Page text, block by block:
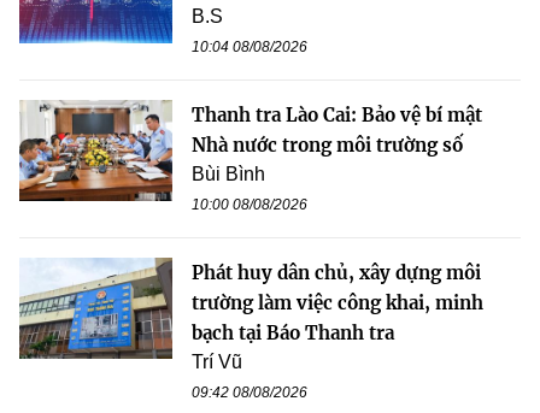
B.S
10:04 08/08/2026
Thanh tra Lào Cai: Bảo vệ bí mật
Nhà nước trong môi trường số
Bùi Bình
10:00 08/08/2026
Phát huy dân chủ, xây dựng môi
trường làm việc công khai, minh
bạch tại Báo Thanh tra
Trí Vũ
09:42 08/08/2026